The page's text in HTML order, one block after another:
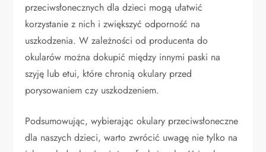
przeciwsłonecznych dla dzieci mogą ułatwić
korzystanie z nich i zwiększyć odporność na
uszkodzenia. W zależności od producenta do
okularów można dokupić między innymi paski na
szyję lub etui, które chronią okulary przed
porysowaniem czy uszkodzeniem.
Podsumowując, wybierając okulary przeciwsłoneczne
dla naszych dzieci, warto zwrócić uwagę nie tylko na